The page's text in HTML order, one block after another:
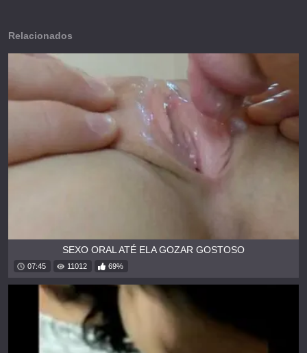
Relacionados
SEXO ORAL ATÉ ELA GOZAR GOSTOSO
07:45 11012 69%